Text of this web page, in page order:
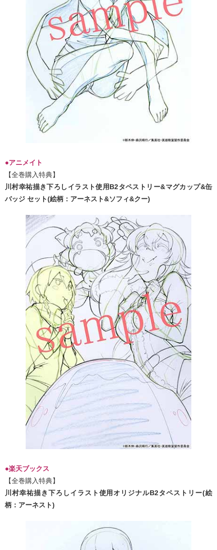
●アニメイト
【全巻購入特典】
川村幸祐描き下ろしイラスト使用B2タペストリー&マグカップ&缶
バッジ セット(絵柄：アーネスト&ソフィ&クー)
●楽天ブックス
【全巻購入特典】
川村幸祐描き下ろしイラスト使用オリジナルB2タペストリー(絵
柄：アーネスト)